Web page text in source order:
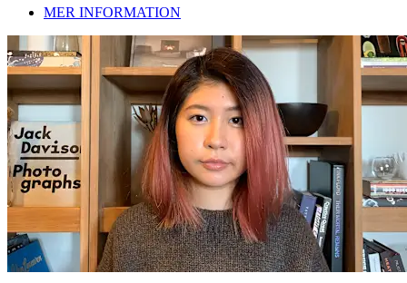
MER INFORMATION